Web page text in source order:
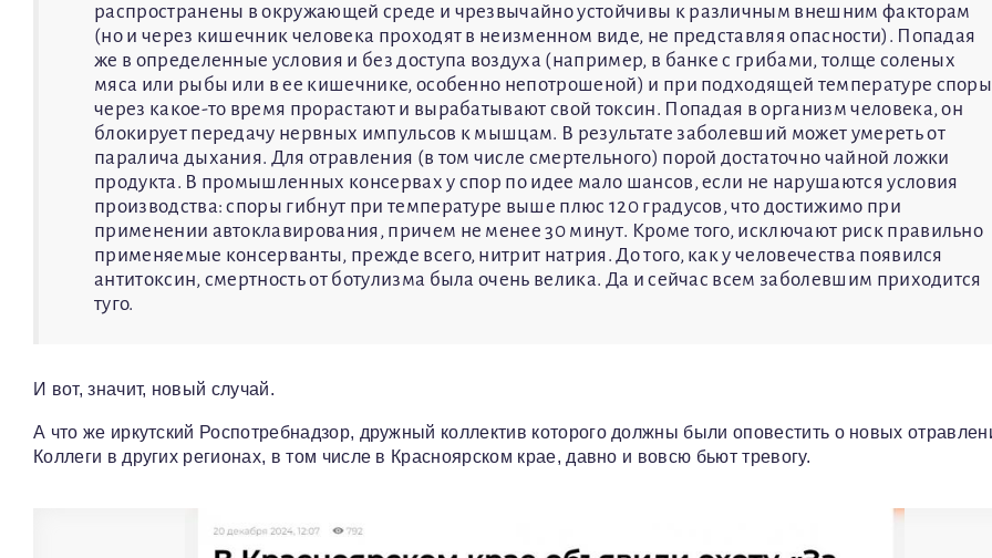
распространены в окружающей среде и чрезвычайно устойчивы к различным внешним факторам
(но и через кишечник человека проходят в неизменном виде, не представляя опасности). Попадая
же в определенные условия и без доступа воздуха (например, в банке с грибами, толще соленых
мяса или рыбы или в ее кишечнике, особенно непотрошеной) и при подходящей температуре споры
через какое-то время прорастают и вырабатывают свой токсин. Попадая в организм человека, он
блокирует передачу нервных импульсов к мышцам. В результате заболевший может умереть от
паралича дыхания. Для отравления (в том числе смертельного) порой достаточно чайной ложки
продукта. В промышленных консервах у спор по идее мало шансов, если не нарушаются условия
производства: споры гибнут при температуре выше плюс 120 градусов, что достижимо при
применении автоклавирования, причем не менее 30 минут. Кроме того, исключают риск правильно
применяемые консерванты, прежде всего, нитрит натрия. До того, как у человечества появился
антитоксин, смертность от ботулизма была очень велика. Да и сейчас всем заболевшим приходится
туго.
И вот, значит, новый случай.
А что же иркутский Роспотребнадзор, дружный коллектив которого должны были оповестить о новых
Коллеги в других регионах, в том числе в Красноярском крае, давно и вовсю бьют тревогу.